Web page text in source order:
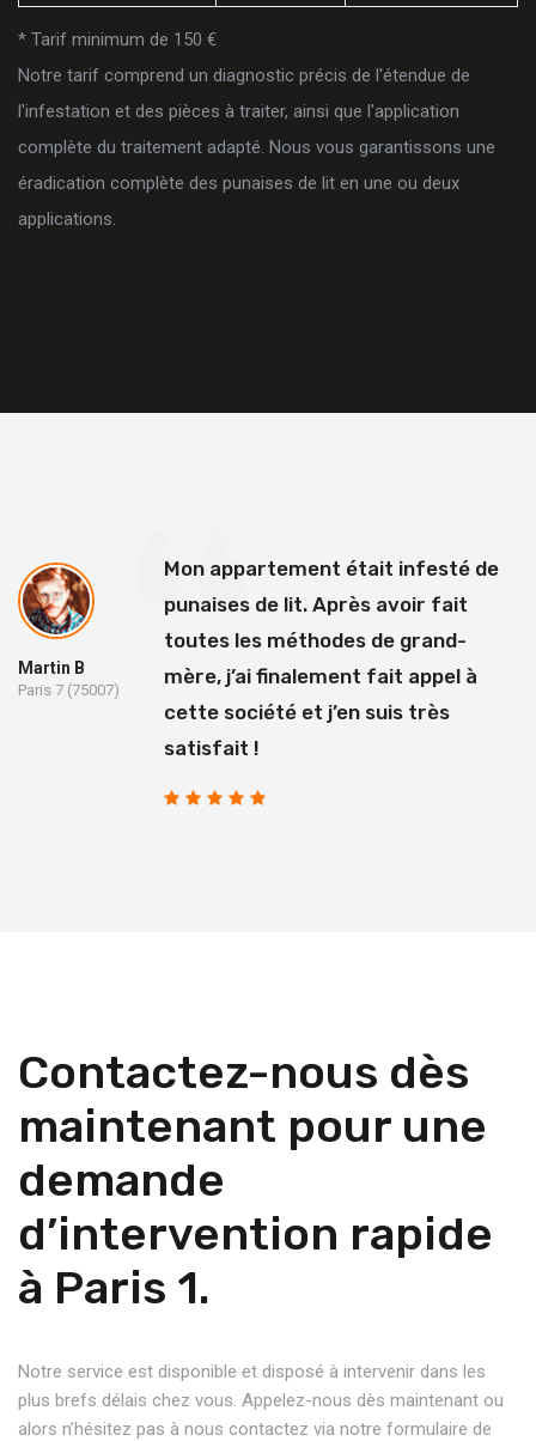
* Tarif minimum de 150 €
Notre tarif comprend un diagnostic précis de l'étendue de
l'infestation et des pièces à traiter, ainsi que l'application
complète du traitement adapté. Nous vous garantissons une
éradication complète des punaises de lit en une ou deux
applications.
Martin B
Paris 7 (75007)
Mon appartement était infesté de
punaises de lit. Après avoir fait
toutes les méthodes de grand-
mère, j’ai finalement fait appel à
cette société et j’en suis très
satisfait !
Contactez-nous dès
maintenant pour une
demande
d’intervention rapide
à Paris 1.
Notre service est disponible et disposé à intervenir dans les
plus brefs délais chez vous. Appelez-nous dès maintenant ou
alors n’hésitez pas à nous contactez via notre formulaire de